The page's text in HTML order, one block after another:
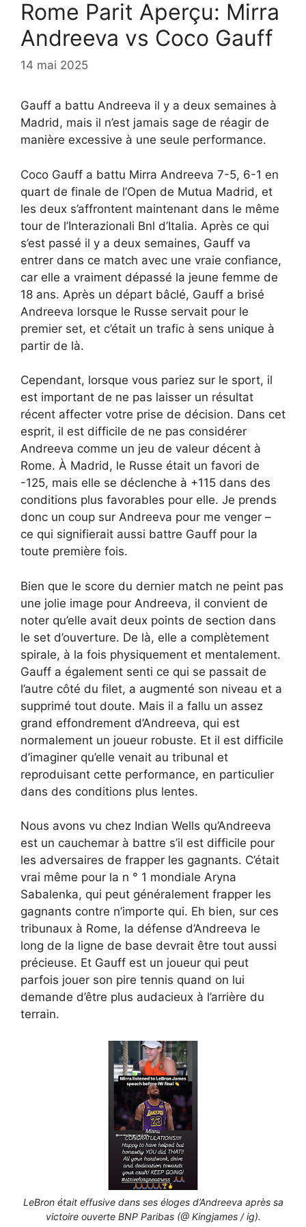
Rome Parit Aperçu: Mirra
Andreeva vs Coco Gauff
14 mai 2025
Gauff a battu Andreeva il y a deux semaines à
Madrid, mais il n’est jamais sage de réagir de
manière excessive à une seule performance.
Coco Gauff a battu Mirra Andreeva 7-5, 6-1 en
quart de finale de l’Open de Mutua Madrid, et
les deux s’affrontent maintenant dans le même
tour de l’Interazionali Bnl d’Italia. Après ce qui
s’est passé il y a deux semaines, Gauff va
entrer dans ce match avec une vraie confiance,
car elle a vraiment dépassé la jeune femme de
18 ans. Après un départ bâclé, Gauff a brisé
Andreeva lorsque le Russe servait pour le
premier set, et c’était un trafic à sens unique à
partir de là.
Cependant, lorsque vous pariez sur le sport, il
est important de ne pas laisser un résultat
récent affecter votre prise de décision. Dans cet
esprit, il est difficile de ne pas considérer
Andreeva comme un jeu de valeur décent à
Rome. À Madrid, le Russe était un favori de
-125, mais elle se déclenche à +115 dans des
conditions plus favorables pour elle. Je prends
donc un coup sur Andreeva pour me venger –
ce qui signifierait aussi battre Gauff pour la
toute première fois.
Bien que le score du dernier match ne peint pas
une jolie image pour Andreeva, il convient de
noter qu’elle avait deux points de section dans
le set d’ouverture. De là, elle a complètement
spirale, à la fois physiquement et mentalement.
Gauff a également senti ce qui se passait de
l’autre côté du filet, a augmenté son niveau et a
supprimé tout doute. Mais il a fallu un assez
grand effondrement d’Andreeva, qui est
normalement un joueur robuste. Et il est difficile
d’imaginer qu’elle venait au tribunal et
reproduisant cette performance, en particulier
dans des conditions plus lentes.
Nous avons vu chez Indian Wells qu’Andreeva
est un cauchemar à battre s’il est difficile pour
les adversaires de frapper les gagnants. C’était
vrai même pour la n ° 1 mondiale Aryna
Sabalenka, qui peut généralement frapper les
gagnants contre n’importe qui. Eh bien, sur ces
tribunaux à Rome, la défense d’Andreeva le
long de la ligne de base devrait être tout aussi
précieuse. Et Gauff est un joueur qui peut
parfois jouer son pire tennis quand on lui
demande d’être plus audacieux à l’arrière du
terrain.
LeBron était effusive dans ses éloges d’Andreeva après sa
victoire ouverte BNP Paribas (@ Kingjames / ig).